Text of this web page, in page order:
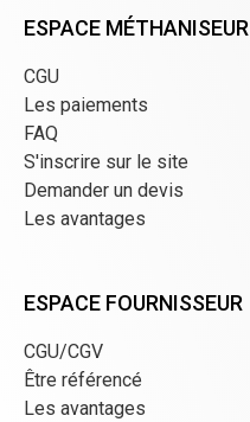
ESPACE MÉTHANISEUR
CGU
Les paiements
FAQ
S'inscrire sur le site
Demander un devis
Les avantages
ESPACE FOURNISSEUR
CGU/CGV
Être référencé
Les avantages